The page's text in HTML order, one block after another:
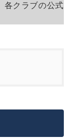
各クラブの公式